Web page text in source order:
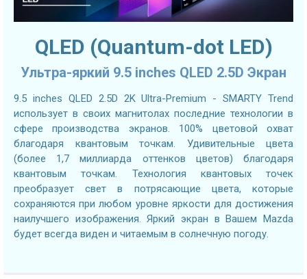
QLED (Quantum-dot LED)
Ультра-яркий 9.5 inches QLED 2.5D Экран
9.5 inches QLED 2.5D 2K Ultra-Premium - SMARTY Trend
использует в своих магнитолах последние технологии в
сфере производства экранов. 100% цветовой охват
благодаря квантовым точкам. Удивительные цвета
(более 1,7 миллиарда оттенков цветов) благодаря
квантовым точкам. Технология квантовых точек
преобразует свет в потрясающие цвета, которые
сохраняются при любом уровне яркости для достижения
наилучшего изображения. Яркий экран в Вашем Mazda
будет всегда виден и читаемым в солнечную погоду.